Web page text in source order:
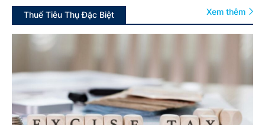
Thuế Tiêu Thụ Đặc Biệt Xem thêm